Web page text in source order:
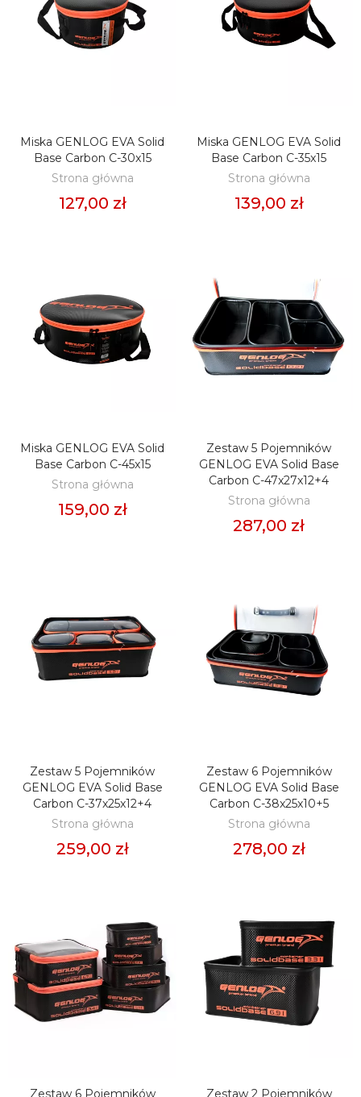
DODAJ DO KOSZYKA
Miska GENLOG EVA Solid
Base Carbon C-30x15
Strona główna
127,00 zł
DODAJ DO KOSZYKA
Miska GENLOG EVA Solid
Base Carbon C-35x15
Strona główna
139,00 zł
DODAJ DO KOSZYKA
Miska GENLOG EVA Solid
Base Carbon C-45x15
Strona główna
159,00 zł
DODAJ DO KOSZYKA
Zestaw 5 Pojemników
GENLOG EVA Solid Base
Carbon C-47x27x12+4
Strona główna
287,00 zł
DODAJ DO KOSZYKA
Zestaw 5 Pojemników
GENLOG EVA Solid Base
Carbon C-37x25x12+4
Strona główna
259,00 zł
DODAJ DO KOSZYKA
Zestaw 6 Pojemników
GENLOG EVA Solid Base
Carbon C-38x25x10+5
Strona główna
278,00 zł
DODAJ DO KOSZYKA
Zestaw 6 Pojemników DODAJ DO KOSZYKA
Zestaw 2 Pojemników